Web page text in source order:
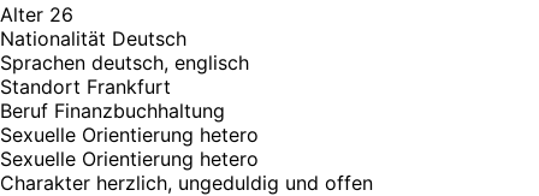
Alter 26
Nationalität Deutsch
Sprachen deutsch, englisch
Standort Frankfurt
Beruf Finanzbuchhaltung
Sexuelle Orientierung hetero
Sexuelle Orientierung hetero
Charakter herzlich, ungeduldig und offen